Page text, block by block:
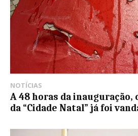
NOTÍCIAS
A 48 horas da
da “Cidade Natal” já foi